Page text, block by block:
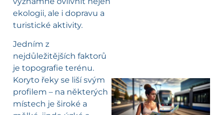
ekologii, ale i dopravu a
turistické aktivity.
Jedním z
nejdůležitějších faktorů
je topografie terénu.
Koryto řeky se liší svým
profilem – na některých
místech je široké a